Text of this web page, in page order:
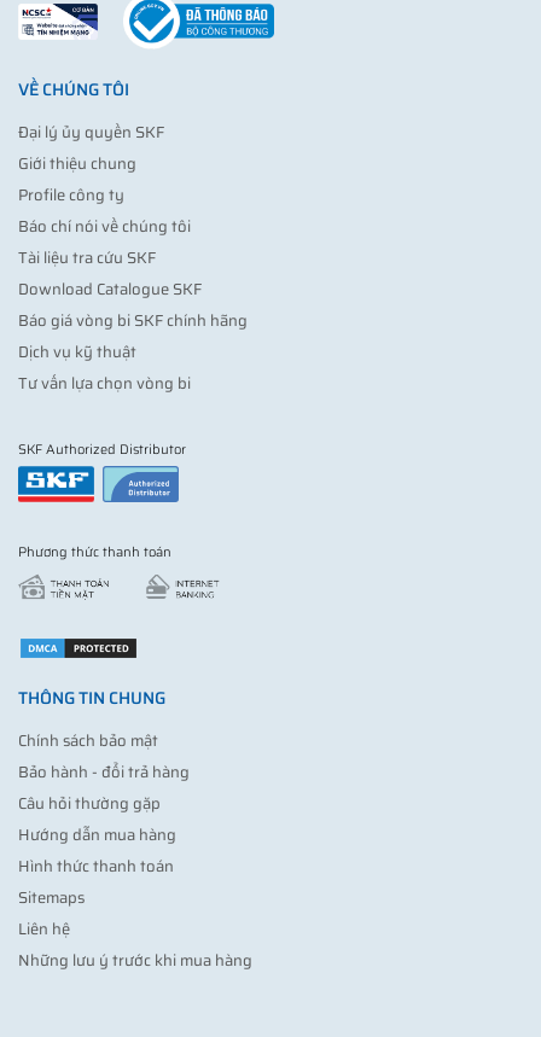
VỀ CHÚNG TÔI
Đại lý ủy quyền SKF
Giới thiệu chung
Profile công ty
Báo chí nói về chúng tôi
Tài liệu tra cứu SKF
Download Catalogue SKF
Báo giá vòng bi SKF chính hãng
Dịch vụ kỹ thuật
Tư vấn lựa chọn vòng bi
SKF Authorized Distributor
Phương thức thanh toán
THÔNG TIN CHUNG
Chính sách bảo mật
Bảo hành - đổi trả hàng
Câu hỏi thường gặp
Hướng dẫn mua hàng
Hình thức thanh toán
Sitemaps
Liên hệ
Những lưu ý trước khi mua hàng